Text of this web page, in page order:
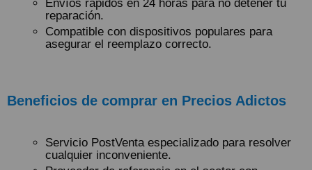
Envíos rápidos en 24 horas para no detener tu
reparación.
Compatible con dispositivos populares para
asegurar el reemplazo correcto.
Beneficios de comprar en Precios Adictos
Servicio PostVenta especializado para resolver
cualquier inconveniente.